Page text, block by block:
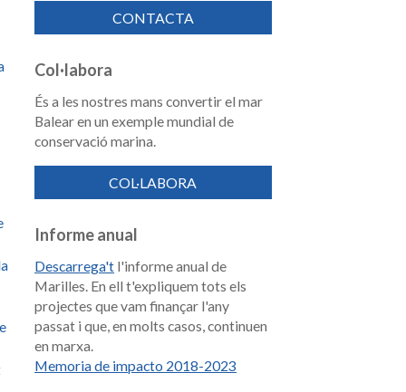
CONTACTA
Col·labora
És a les nostres mans convertir el mar
Balear en un exemple mundial de
conservació marina.
COL·LABORA
Informe anual
Descarrega't l'informe anual de
Marilles. En ell t'expliquem tots els
projectes que vam finançar l'any
passat i que, en molts casos, continuen
en marxa.
Memoria de impacto 2018-2023